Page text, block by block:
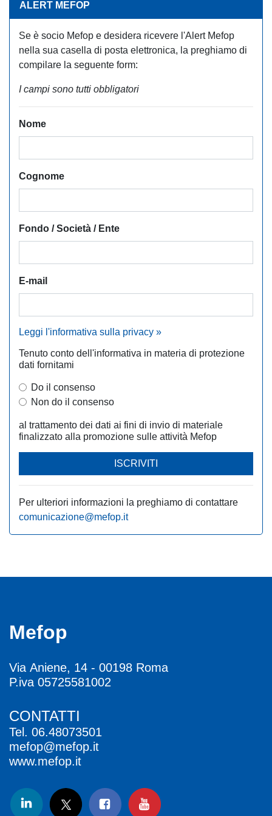
ALERT MEFOP
Se è socio Mefop e desidera ricevere l'Alert Mefop
nella sua casella di posta elettronica, la preghiamo di
compilare la seguente form:
I campi sono tutti obbligatori
Nome
Cognome
Fondo / Società / Ente
E-mail
Leggi l'informativa sulla privacy »
Tenuto conto dell'informativa in materia di protezione
dati fornitami
Do il consenso
Non do il consenso
al trattamento dei dati ai fini di invio di materiale
finalizzato alla promozione sulle attività Mefop
ISCRIVITI
Per ulteriori informazioni la preghiamo di contattare
comunicazione@mefop.it
Mefop
Via Aniene, 14 - 00198 Roma
P.iva 05725581002
CONTATTI
Tel. 06.48073501
mefop@mefop.it
www.mefop.it